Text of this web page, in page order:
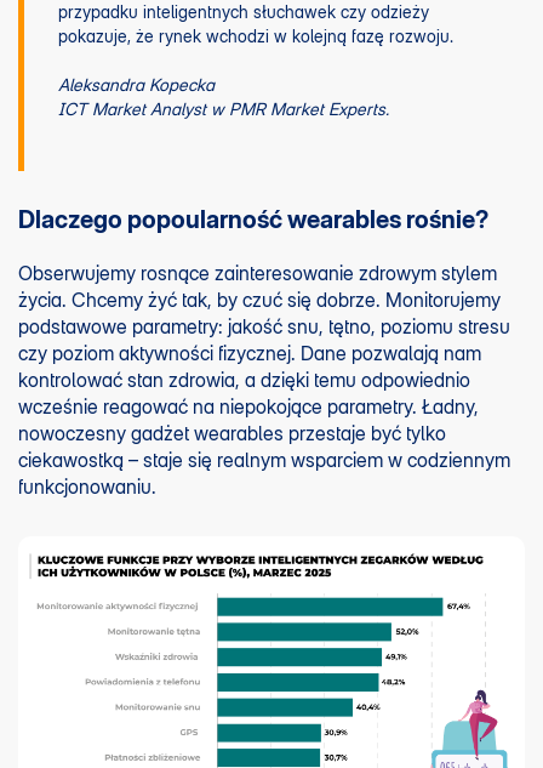
przypadku inteligentnych słuchawek czy odzieży
pokazuje, że rynek wchodzi w kolejną fazę rozwoju.
Aleksandra Kopecka
ICT Market Analyst w PMR Market Experts.
Dlaczego popoularność wearables rośnie?
Obserwujemy rosnące zainteresowanie zdrowym stylem
życia. Chcemy żyć tak, by czuć się dobrze. Monitorujemy
podstawowe parametry: jakość snu, tętno, poziomu stresu
czy poziom aktywności fizycznej. Dane pozwalają nam
kontrolować stan zdrowia, a dzięki temu odpowiednio
wcześnie reagować na niepokojące parametry. Ładny,
nowoczesny gadżet wearables przestaje być tylko
ciekawostką – staje się realnym wsparciem w codziennym
funkcjonowaniu.